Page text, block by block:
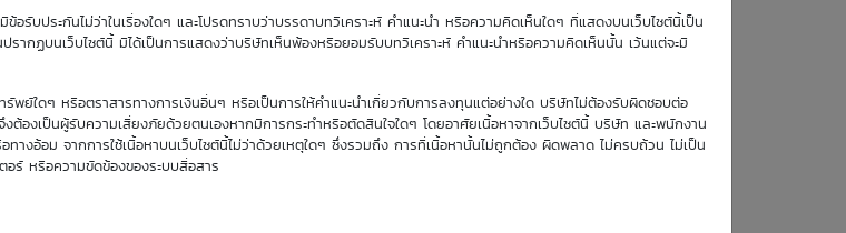
บประกันไม่ว่าในเรื่องใดๆ และโปรดทราบว่าบรรดาบทวิเคราะห์ คำแนะนำ หรือความคิดเห็นใดๆ ที่แสดงบนเว็บไซต์นี้เป็น
ากฏบนเว็บไซต์นี้ มิได้เป็นการแสดงว่าบริษัทเห็นพ้องหรือยอมรับบทวิเคราะห์ คำแนะนำหรือความคิดเห็นนั้น เว้นแต่จะมี
พย์ใดๆ หรือตราสารทางการเงินอื่นๆ หรือเป็นการให้คำแนะนำเกี่ยวกับการลงทุนแต่อย่างใด บริษัทไม่ต้องรับผิดชอบต่อ
องเป็นผู้รับความเสี่ยงภัยด้วยตนเองหากมีการกระทำหรือตัดสินใจใดๆ โดยอาศัยเนื้อหาจากเว็บไซต์นี้ บริษัท และพนักงาน
งอ้อม จากการใช้เนื้อหาบนเว็บไซต์นี้ไม่ว่าด้วยเหตุใดๆ ซึ่งรวมถึง การที่เนื้อหานั้นไม่ถูกต้อง ผิดพลาด ไม่ครบถ้วน ไม่เป็น
ร์ หรือความขัดข้องของระบบสื่อสาร
ขายปัจจุบัน
.ค. 2569
สุดท้าย
6 พ.ย. 2569